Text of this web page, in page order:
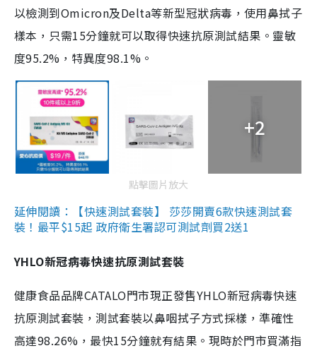
以檢測到Omicron及Delta等新型冠狀病毒，使用鼻拭子
樣本，只需15分鐘就可以取得快速抗原測試結果。靈敏
度95.2%，特異度98.1%。
+2
點擊圖片放大
延伸閱讀：【快速測試套裝】 莎莎開賣6款快速測試套
裝！最平$15起 政府衛生署認可測試劑買2送1
YHLO新冠病毒快速抗原測試套裝
健康食品品牌CATALO門市現正發售YHLO新冠病毒快速
抗原測試套裝，測試套裝以鼻咽拭子方式採樣，準確性
高達98.26%，最快15分鐘就有結果。現時於門市買滿指